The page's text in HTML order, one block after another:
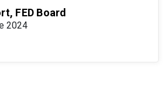
FED Board
2024